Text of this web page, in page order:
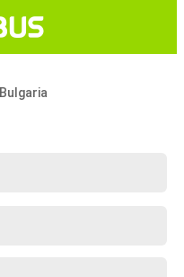
Bulgaria